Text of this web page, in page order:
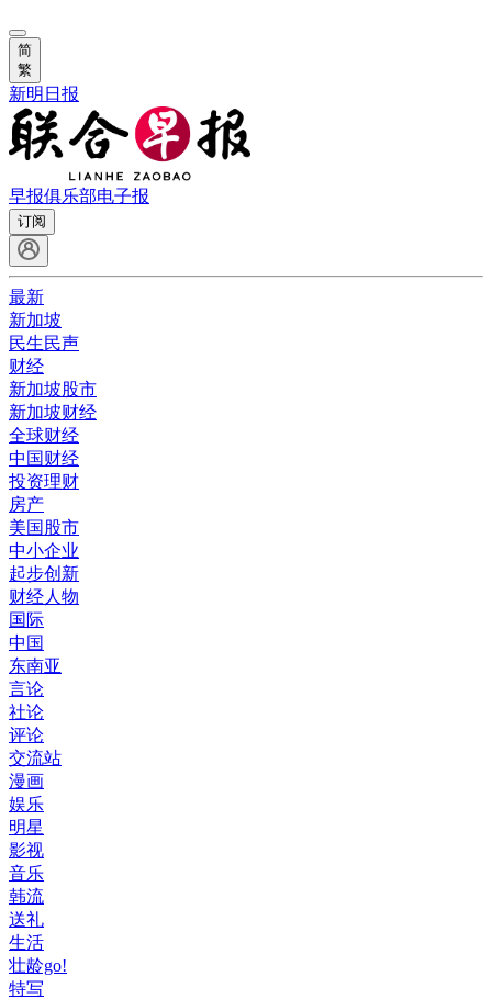
简
繁
新明日报
早报俱乐部电子报
订阅
最新
新加坡
民生民声
财经
新加坡股市
新加坡财经
全球财经
中国财经
投资理财
房产
美国股市
中小企业
起步创新
财经人物
国际
中国
东南亚
言论
社论
评论
交流站
漫画
娱乐
明星
影视
音乐
韩流
送礼
生活
壮龄go!
特写